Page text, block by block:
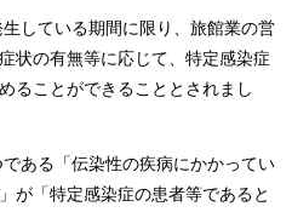
している期間に限り、旅館業の営
状の有無等に応じて、特定感染症
ることができることとされまし
ある「伝染性の疾病にかかってい
が「特定感染症の患者等であると